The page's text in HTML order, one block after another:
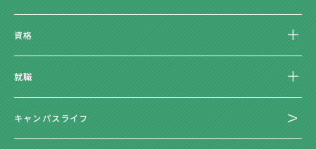
資格
就職
キャンパスライフ